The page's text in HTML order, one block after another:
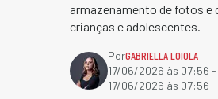
armazenamento de fotos e
crianças e adolescentes.
PorGABRIELLA LOIOLA
17/06/2026 às 07:56 -
17/06/2026 às 07:56